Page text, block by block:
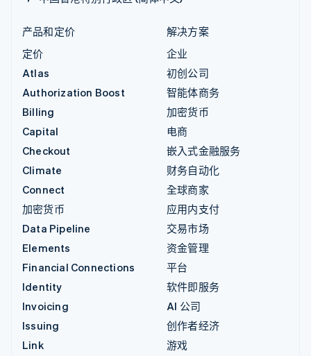
产品和定价
定价
Atlas
Authorization Boost
Billing
Capital
Checkout
Climate
Connect
加密货币
Data Pipeline
Elements
Financial Connections
Identity
Invoicing
Issuing
Link
解决方案
企业
初创公司
智能体商务
加密货币
电商
嵌入式金融服务
财务自动化
全球商家
应用内支付
交易市场
资金管理
平台
软件即服务
AI 公司
创作者经济
游戏